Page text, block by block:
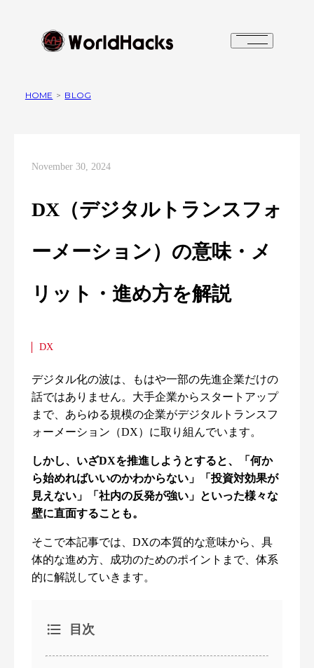
HOME > BLOG
November 30, 2024
DX（デジタルトランスフォ
ーメーション）の意味・メ
リット・進め方を解説
DX
デジタル化の波は、もはや一部の先進企業だけの
話ではありません。大手企業からスタートアップ
まで、あらゆる規模の企業がデジタルトランスフ
ォーメーション（DX）に取り組んでいます。
しかし、いざDXを推進しようとすると、「何か
ら始めればいいのかわからない」「投資対効果が
見えない」「社内の反発が強い」といった様々な
壁に直面することも。
そこで本記事では、DXの本質的な意味から、具
体的な進め方、成功のためのポイントまで、体系
的に解説していきます。
目次